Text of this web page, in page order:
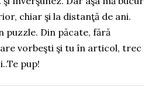
chiar şi la distanţă de ani.
puzzle. Din păcate, fără
vorbeşti şi tu în articol, trec
pup!